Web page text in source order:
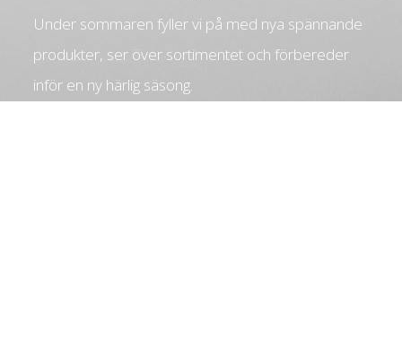
Under sommaren fyller vi på med nya spännande
produkter, ser över sortimentet och förbereder
inför en ny härlig säsong.